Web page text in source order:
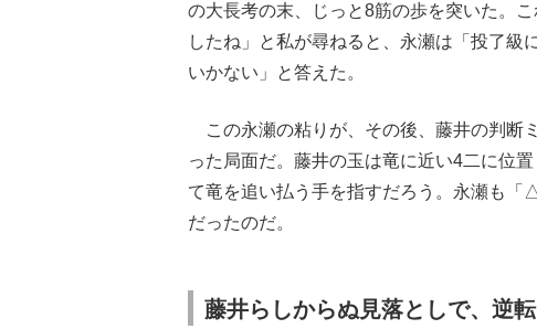
の大長考の末、じっと8筋の歩を突いた。
したね」と私が尋ねると、永瀬は「投了級
いかない」と答えた。
この永瀬の粘りが、その後、藤井の判断
った局面だ。藤井の玉は竜に近い4二に位
て竜を追い払う手を指すだろう。永瀬も「
だったのだ。
藤井らしからぬ見落としで、逆